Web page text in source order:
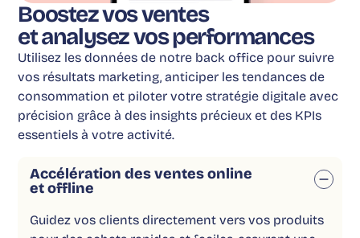
Boostez vos ventes
et analysez vos performances
Utilisez les données de notre back office pour suivre
vos résultats marketing, anticiper les tendances de
consommation et piloter votre stratégie digitale avec
précision grâce à des insights précieux et des KPIs
essentiels à votre activité.
Accélération des ventes online
et offline
Guidez vos clients directement vers vos produits